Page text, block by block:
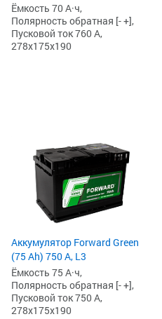
Ёмкость 70 А·ч,
Полярность обратная [- +],
Пусковой ток 760 А,
278x175x190
Аккумулятор Forward Green
(75 Ah) 750 А, L3
Ёмкость 75 А·ч,
Полярность обратная [- +],
Пусковой ток 750 А,
278x175x190